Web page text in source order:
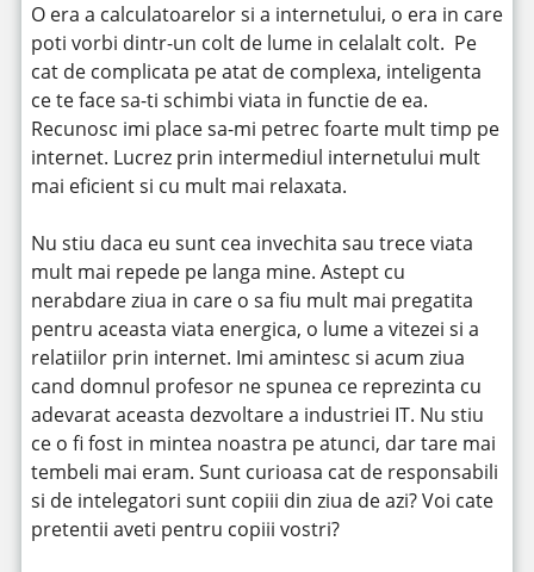
O era a calculatoarelor si a internetului, o era in care
poti vorbi dintr-un colt de lume in celalalt colt. Pe
cat de complicata pe atat de complexa, inteligenta
ce te face sa-ti schimbi viata in functie de ea.
Recunosc imi place sa-mi petrec foarte mult timp pe
internet. Lucrez prin intermediul internetului mult
mai eficient si cu mult mai relaxata.
Nu stiu daca eu sunt cea invechita sau trece viata
mult mai repede pe langa mine. Astept cu
nerabdare ziua in care o sa fiu mult mai pregatita
pentru aceasta viata energica, o lume a vitezei si a
relatiilor prin internet. Imi amintesc si acum ziua
cand domnul profesor ne spunea ce reprezinta cu
adevarat aceasta dezvoltare a industriei IT. Nu stiu
ce o fi fost in mintea noastra pe atunci, dar tare mai
tembeli mai eram. Sunt curioasa cat de responsabili
si de intelegatori sunt copiii din ziua de azi? Voi cate
pretentii aveti pentru copiii vostri?